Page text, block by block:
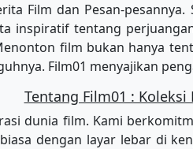
Film dan Pesan-
inspiratif tentang
film bukan hanya
Film01 menyajikan
Tentang Film01 :
dunia film. Kami
dengan layar lebar di